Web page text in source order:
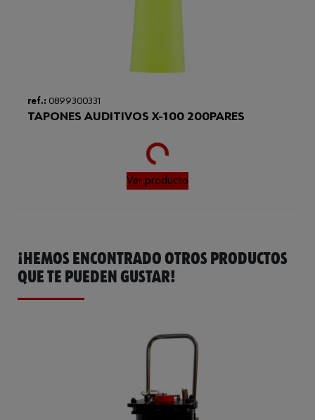
ref.: 0899300331
TAPONES AUDITIVOS X-100 200PARES
Loading...
Ver producto
¡HEMOS ENCONTRADO OTROS PRODUCTOS
QUE TE PUEDEN GUSTAR!